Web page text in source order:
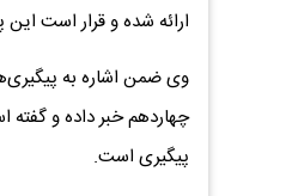
ارائه شده و قرار است
وی ضمن اشاره به
چهاردهم خبر داده و
پیگیری است.